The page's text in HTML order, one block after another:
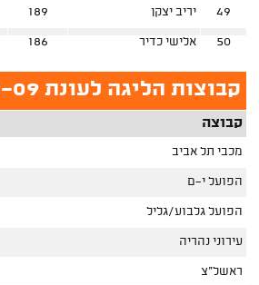
49 יריב יצקן 189
50 אלישי כדיר 186
קבוצות הליגה לעונת 2008-09
קבוצה
מכבי תל אביב
הפועל י-ם
הפועל גלבוע/גליל
עירוני נהריה
ראשל"צ